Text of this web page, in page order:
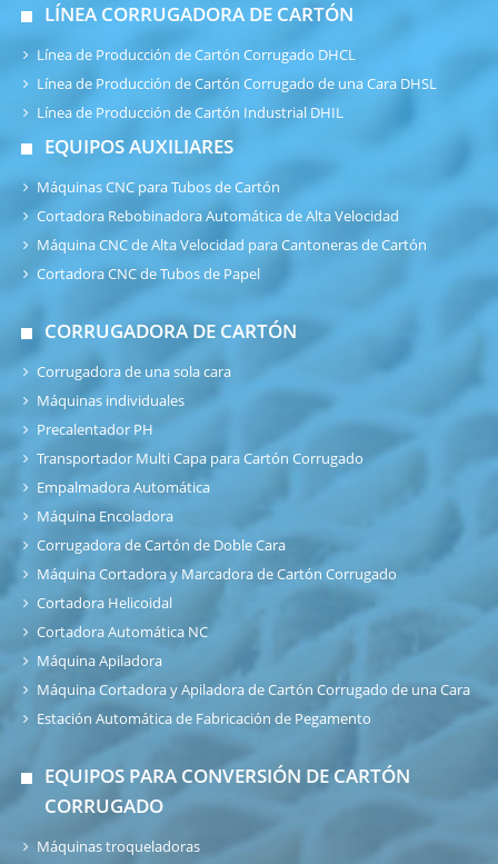
LÍNEA CORRUGADORA DE CARTÓN
Línea de Producción de Cartón Corrugado DHCL
Línea de Producción de Cartón Corrugado de una Cara DHSL
Línea de Producción de Cartón Industrial DHIL
EQUIPOS AUXILIARES
Máquinas CNC para Tubos de Cartón
Cortadora Rebobinadora Automática de Alta Velocidad
Máquina CNC de Alta Velocidad para Cantoneras de Cartón
Cortadora CNC de Tubos de Papel
CORRUGADORA DE CARTÓN
Corrugadora de una sola cara
Máquinas individuales
Precalentador PH
Transportador Multi Capa para Cartón Corrugado
Empalmadora Automática
Máquina Encoladora
Corrugadora de Cartón de Doble Cara
Máquina Cortadora y Marcadora de Cartón Corrugado
Cortadora Helicoidal
Cortadora Automática NC
Máquina Apiladora
Máquina Cortadora y Apiladora de Cartón Corrugado de una Cara
Estación Automática de Fabricación de Pegamento
EQUIPOS PARA CONVERSIÓN DE CARTÓN
CORRUGADO
Máquinas troqueladoras